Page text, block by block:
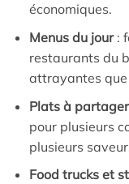
économiques.
Menus du jour:
restaurants du
attrayantes
Plats à partager
pour plusieurs
plusieurs
Food trucks et